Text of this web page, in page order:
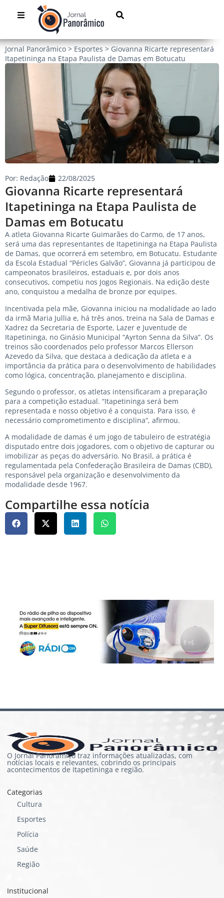
Jornal Panorâmico > Esportes > Giovanna Ricarte representará
Itapetininga na Etapa Paulista de Damas em Botucatu
Giovanna Ricarte representará
Itapetininga na Etapa Paulista de
Damas em Botucatu
Por: Redação 22/08/2025
A atleta Giovanna Ricarte Guimarães do Carmo, de 17 anos,
será uma das representantes de Itapetininga na Etapa Paulista
de Damas, que ocorrerá em setembro, em Botucatu. Estudante
da Escola Estadual “Péricles Galvão”, Giovanna já participou de
campeonatos brasileiros, estaduais e, por dois anos
consecutivos, competiu nos Jogos Regionais. Na edição deste
ano, conquistou a medalha de bronze por equipes.
Incentivada pela mãe, Giovanna iniciou na modalidade ao lado
da irmã Maria Jullia e, há três anos, treina na Sala de Damas e
Xadrez da Secretaria de Esporte, Lazer e Juventude de
Itapetininga, no Ginásio Municipal “Ayrton Senna da Silva”. Os
treinos são coordenados pelo professor Marcos Ellerson
Azevedo da Silva, que destaca a dedicação da atleta e a
importância da prática para o desenvolvimento de habilidades
como lógica, concentração, planejamento e disciplina.
Segundo o professor, os atletas intensificaram a preparação
para a competição estadual. “Itapetininga será bem
representada e nosso objetivo é a conquista. Para isso, é
necessário comprometimento e disciplina”, afirmou.
A modalidade de damas é um jogo de tabuleiro de estratégia
disputado entre dois jogadores, com o objetivo de capturar ou
imobilizar as peças do adversário. No Brasil, a prática é
regulamentada pela Confederação Brasileira de Damas (CBD),
responsável pela organização e desenvolvimento da
modalidade desde 1967.
Compartilhe essa notícia
O Jornal Panorâmico traz informações atualizadas, com
notícias locais e relevantes, cobrindo os principais
acontecimentos de Itapetininga e região.
Categorias
Cultura
Esportes
Polícia
Saúde
Região
Institucional